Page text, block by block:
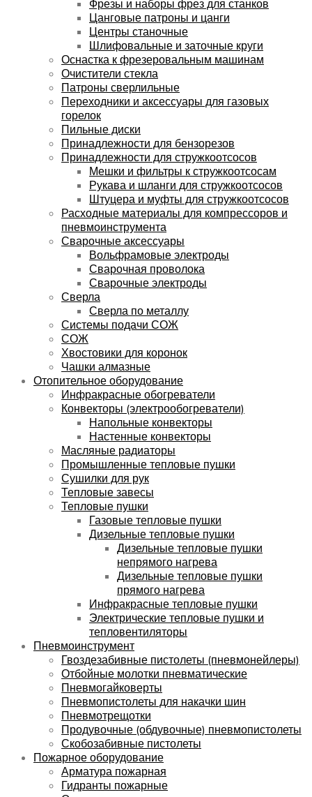
Фрезы и наборы фрез для станков
Цанговые патроны и цанги
Центры станочные
Шлифовальные и заточные круги
Оснастка к фрезеровальным машинам
Очистители стекла
Патроны сверлильные
Переходники и аксессуары для газовых
горелок
Пильные диски
Принадлежности для бензорезов
Принадлежности для стружкоотсосов
Мешки и фильтры к стружкоотсосам
Рукава и шланги для стружкоотсосов
Штуцера и муфты для стружкоотсосов
Расходные материалы для компрессоров и
пневмоинструмента
Сварочные аксессуары
Вольфрамовые электроды
Сварочная проволока
Сварочные электроды
Сверла
Сверла по металлу
Системы подачи СОЖ
СОЖ
Хвостовики для коронок
Чашки алмазные
Отопительное оборудование
Инфракрасные обогреватели
Конвекторы (электрообогреватели)
Напольные конвекторы
Настенные конвекторы
Масляные радиаторы
Промышленные тепловые пушки
Сушилки для рук
Тепловые завесы
Тепловые пушки
Газовые тепловые пушки
Дизельные тепловые пушки
Дизельные тепловые пушки
непрямого нагрева
Дизельные тепловые пушки
прямого нагрева
Инфракрасные тепловые пушки
Электрические тепловые пушки и
тепловентиляторы
Пневмоинструмент
Гвоздезабивные пистолеты (пневмонейлеры)
Отбойные молотки пневматические
Пневмогайковерты
Пневмопистолеты для накачки шин
Пневмотрещотки
Продувочные (обдувочные) пневмопистолеты
Скобозабивные пистолеты
Пожарное оборудование
Арматура пожарная
Гидранты пожарные